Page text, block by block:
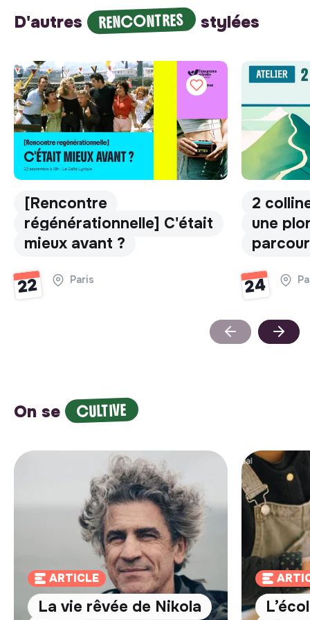
D'autres RENCONTRES stylées
[Rencontre
régénérationnelle] C'était
mieux avant ?
22 Paris
2
une
24
On se CULTIVE
ARTICLE
La vie rêvée de Nikola